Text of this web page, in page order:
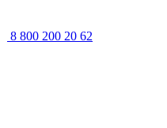
8 800 200 20 62